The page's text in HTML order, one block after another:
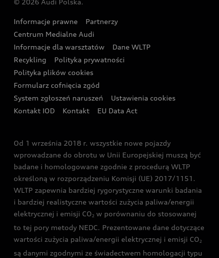
Wyszukaj najbliższego Partnera Audi
Oferta dla przedsiębiorców
Oferta dla klientów prywatnych
Kalkulator rat
Ubezpieczenie
Audi exclusive
Zasięg
Gwarancja
Akcje serwisowe Audi
Katalog online akcesoriów
Audi i Muzeum Sztuki Nowoczesnej w Warszawie
Audi driving experience
Audi quattro Cup
Audi i Puchar Świata w Skokach Narciarskich w
Zakopanem
© 2026 Audi Polska.
Informacje prawne
Partnerzy
Centrum Medialne Audi
Informacje dla warsztatów
Dane WLTP
Recykling
Polityka prywatności
Polityka plików cookies
Formularz cofnięcia zgód
System zgłoszeń naruszeń
Ustawienia cookies
Kontakt IOD
Kontakt EU Data Act
Od 1 września 2018 r. wszystkie nowe pojazdy
wprowadzane do obrotu w Unii Europejskiej muszą być
badane i homologowane zgodnie z procedurą WLTP
określoną w rozporządzeniu Komisji (UE) 2017/1151.
WLTP zapewnia bardziej rygorystyczne warunki badania
i bardziej realistyczne wartości zużycia paliwa/energii
elektrycznej i emisji CO2 w porównaniu do stosowanej
to tej pory metody NEDC. Prezentowane dane dotyczące
wartości zużycia paliwa/energii elektrycznej i emisji CO2
są danymi zgodnymi ze świadectwem homologacji typu